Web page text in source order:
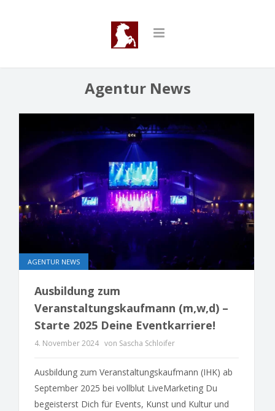
Agentur News
AGENTUR NEWS
Ausbildung zum
Veranstaltungskaufmann (m,w,d) –
Starte 2025 Deine Eventkarriere!
4. November 2024 von Sascha Schloifer
Ausbildung zum Veranstaltungskaufmann (IHK) ab
September 2025 bei vollblut LiveMarketing Du
begeisterst Dich für Events, Kunst und Kultur und